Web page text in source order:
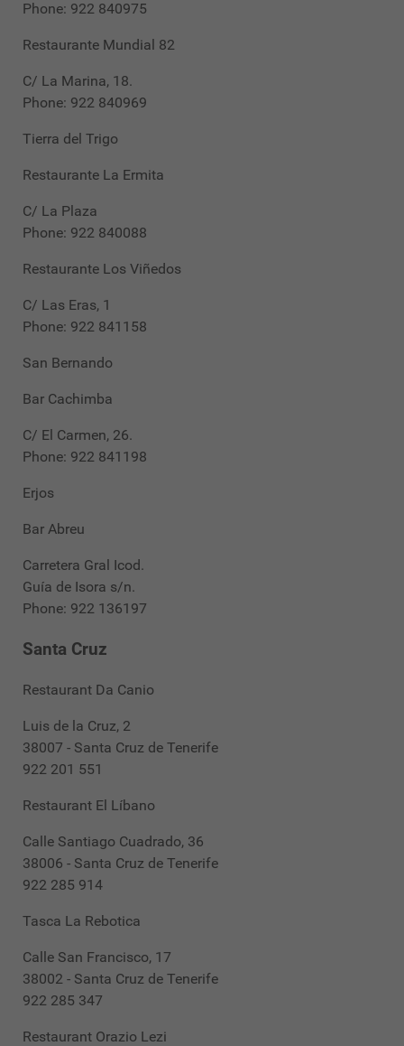
Phone: 922 840975
Restaurante Mundial 82
C/ La Marina, 18.
Phone: 922 840969
Tierra del Trigo
Restaurante La Ermita
C/ La Plaza
Phone: 922 840088
Restaurante Los Viñedos
C/ Las Eras, 1
Phone: 922 841158
San Bernando
Bar Cachimba
C/ El Carmen, 26.
Phone: 922 841198
Erjos
Bar Abreu
Carretera Gral Icod.
Guía de Isora s/n.
Phone: 922 136197
Santa Cruz
Restaurant Da Canio
Luis de la Cruz, 2
38007 - Santa Cruz de Tenerife
922 201 551
Restaurant El Líbano
Calle Santiago Cuadrado, 36
38006 - Santa Cruz de Tenerife
922 285 914
Tasca La Rebotica
Calle San Francisco, 17
38002 - Santa Cruz de Tenerife
922 285 347
Restaurant Orazio Lezi